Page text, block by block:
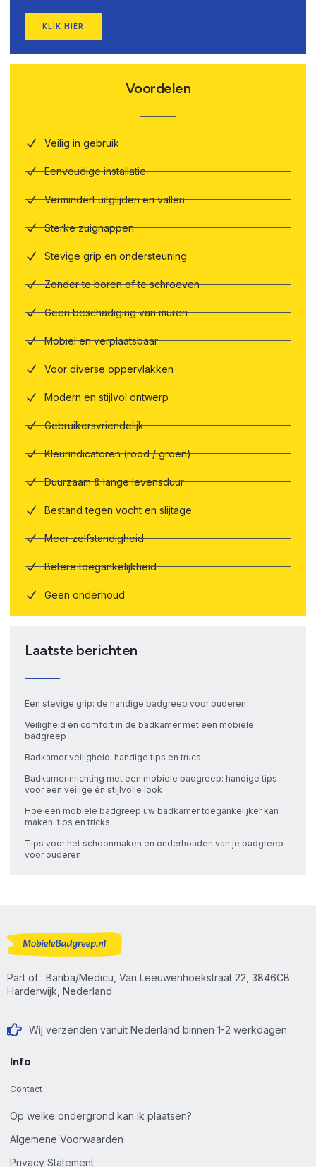
KLIK HIER
Voordelen
Veilig in gebruik
Eenvoudige installatie
Vermindert uitglijden en vallen
Sterke zuignappen
Stevige grip en ondersteuning
Zonder te boren of te schroeven
Geen beschadiging van muren
Mobiel en verplaatsbaar
Voor diverse oppervlakken
Modern en stijlvol ontwerp
Gebruikersvriendelijk
Kleurindicatoren (rood / groen)
Duurzaam & lange levensduur
Bestand tegen vocht en slijtage
Meer zelfstandigheid
Betere toegankelijkheid
Geen onderhoud
Laatste berichten
Een stevige grip: de handige badgreep voor ouderen
Veiligheid en comfort in de badkamer met een mobiele
badgreep
Badkamer veiligheid: handige tips en trucs
Badkamerinrichting met een mobiele badgreep: handige tips
voor een veilige én stijlvolle look
Hoe een mobiele badgreep uw badkamer toegankelijker kan
maken: tips en tricks
Tips voor het schoonmaken en onderhouden van je badgreep
voor ouderen
Part of : Bariba/Medicu, Van Leeuwenhoekstraat 22, 3846CB
Harderwijk, Nederland
Wij verzenden vanuit Nederland binnen 1-2 werkdagen
Info
Contact
Op welke ondergrond kan ik plaatsen?
Algemene Voorwaarden
Privacy Statement